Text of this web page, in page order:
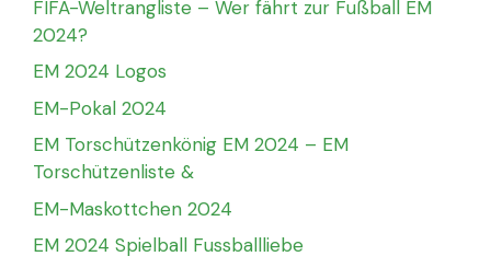
FIFA-Weltrangliste – Wer fährt zur Fußball EM
2024?
EM 2024 Logos
EM-Pokal 2024
EM Torschützenkönig EM 2024 – EM
Torschützenliste &
EM-Maskottchen 2024
EM 2024 Spielball Fussballliebe